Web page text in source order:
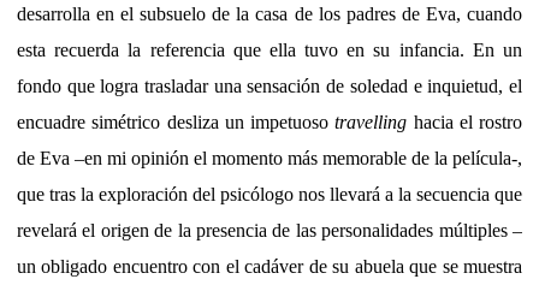
desarrolla en el subsuelo de la casa de los padres de Eva, cuando
esta recuerda la referencia que ella tuvo en su infancia. En un
fondo que logra trasladar una sensación de soledad e inquietud, el
encuadre simétrico desliza un impetuosotravelling hacia el rostro
de Eva –en mi opinión el momento más memorable de la película-,
que tras la exploración del psicólogo nos llevará a la secuencia que
revelará el origen de la presencia de las personalidades múltiples –
un obligado encuentro con el cadáver de su abuela que se muestra